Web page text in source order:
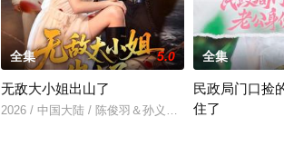
全集 5.0
无敌大小姐出山了
2026 / 中国大陆 / 陈俊羽＆孙义宸＆郭亚宁
全集
民政局门口捡
住了